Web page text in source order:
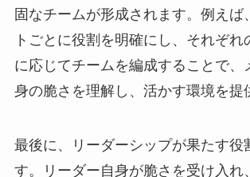
固なチームが形成されます。例えば
トごとに役割を明確にし、それぞれ
に応じてチームを編成することで、
身の脆さを理解し、活かす環境を提
最後に、リーダーシップが果たす役
す。リーダー自身が脆さを受け入れ